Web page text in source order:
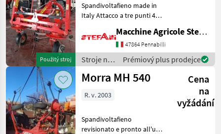
Zobrazit
všech
36
MARKETPLACE
Marketplace
Nabídky
prodejců
Inzeráty
Použitý stroj
Spandivoltafieno made in
Italy Attacco a tre punti 4
ripiegabili idraulicamente
larghezza ingombro su
strada 250 cm 6 bracci per
ro
Macchine Agricole Stefani Luciano
47864 Pennabilli
Stroje na
zber
objemových
Morra
Prémiový plus prodejce
Morra MH 540
Cena
na
vyžádání
R. v. 2003
Spandivoltafieno
revisionato e pronto all'uso